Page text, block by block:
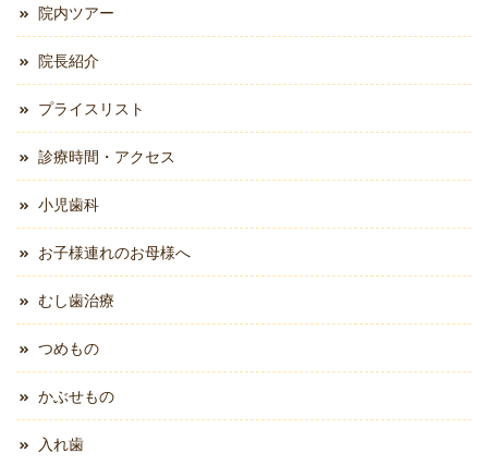
院内ツアー
院長紹介
プライスリスト
診療時間・アクセス
小児歯科
お子様連れのお母様へ
むし歯治療
つめもの
かぶせもの
入れ歯